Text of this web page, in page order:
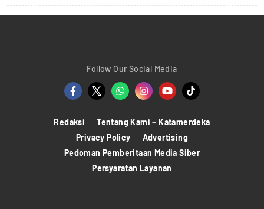
Follow Our Social Media
Redaksi
Tentang Kami – Katamerdeka
Privacy Policy
Advertising
Pedoman Pemberitaan Media Siber
Persyaratan Layanan